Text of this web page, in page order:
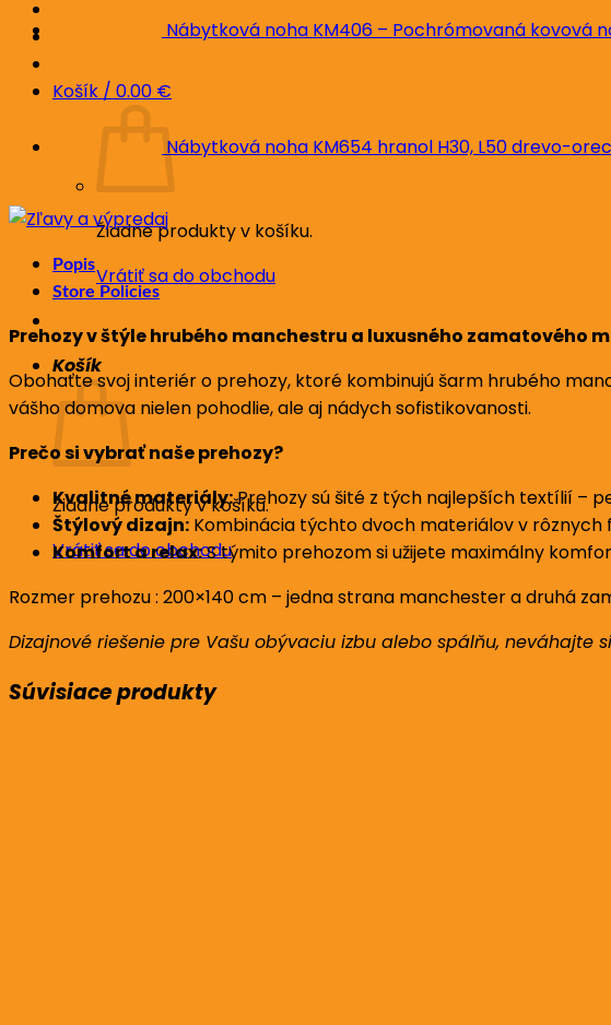
Košík / 0.00 €
Žiadne produkty v košíku.
Vrátiť sa do obchodu
Košík
Žiadne produkty v košíku.
Vrátiť sa do obchodu
Nábytková noha KM406 – Pochrómovaná kovová
Nábytková noha KM654 hranol H30, L50 drevo-
Popis
Store Policies
Prehozy v štýle hrubého manchestru a luxusného zamatového
Obohaťte svoj interiér o prehozy, ktoré kombinujú šarm hrubého
vášho domova nielen pohodlie, ale aj nádych sofistikovanosti.
Prečo si vybrať naše prehozy?
Kvalitné materiály:Prehozy sú šité z tých najlepších textílií –
Štýlový dizajn: Kombinácia týchto dvoch materiálov v
Komfort a relax:S týmito prehozom si užijete maximálny
Rozmer prehozu : 200×140 cm – jedna strana manchester a druhá
Dizajnové riešenie pre Vašu obývaciu izbu alebo spálňu, neváhajte
Súvisiace produkty